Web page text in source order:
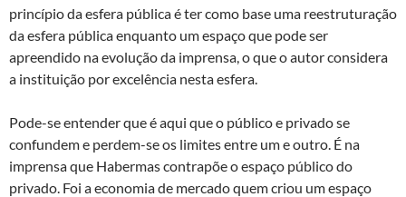
princípio da esfera pública é ter como base uma reestruturação
da esfera pública enquanto um espaço que pode ser
apreendido na evolução da imprensa, o que o autor considera
a instituição por excelência nesta esfera.
Pode-se entender que é aqui que o público e privado se
confundem e perdem-se os limites entre um e outro. É na
imprensa que Habermas contrapõe o espaço público do
privado. Foi a economia de mercado quem criou um espaço